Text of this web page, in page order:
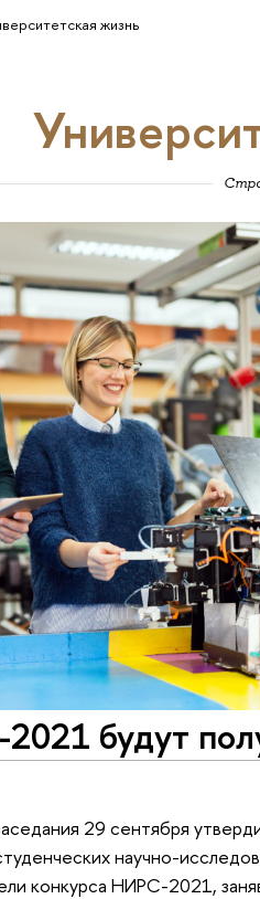
жизнь
будут
29 сентября
научно-
конкурса НИРС-2021,